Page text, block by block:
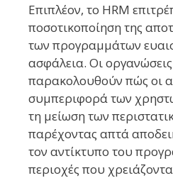
Επιπλέον, το HRM
ποσοτικοποίηση της
των προγραμμάτων
ασφάλεια. Οι
παρακολουθούν πώς οι
συμπεριφορά των
τη μείωση των
παρέχοντας απτά
τον αντίκτυπο του
περιοχές που